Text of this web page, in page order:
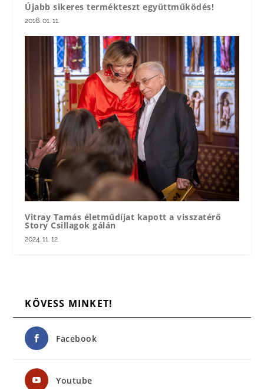
Újabb sikeres termékteszt együttműködés!
2016. 01. 11.
Vitray Tamás életműdíjat kapott a visszatérő
Story Csillagok gálán
2024. 11. 12.
KÖVESS MINKET!
Facebook
Youtube